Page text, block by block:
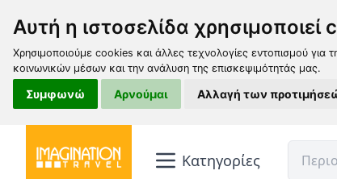
Αυτή η ιστοσελίδα χρησιμοποιεί
Χρησιμοποιούμε cookies και άλλες τεχνολογίες εντοπισμού για
κοινωνικών μέσων και την ανάλυση της επισκεψιμότητάς μας.
Συμφωνώ Αρνούμαι Αλλαγή των
Κατηγορίες